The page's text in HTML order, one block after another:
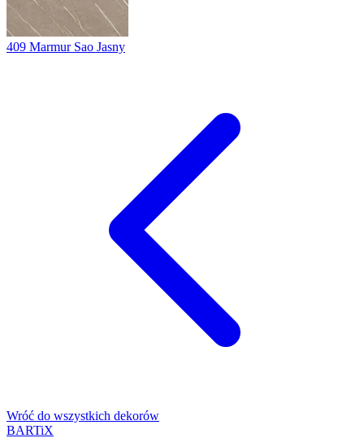
409 Marmur Sao Jasny
Wróć do wszystkich dekorów
BARTiX